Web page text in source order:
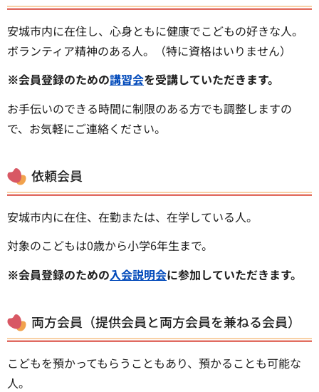
安城市内に在住し、心身ともに健康でこどもの好きな人。
ボランティア精神のある人。（特に資格はいりません）
※会員登録のための講習会を受講していただきます。
お手伝いのできる時間に制限のある方でも調整しますの
で、お気軽にご連絡ください。
依頼会員
安城市内に在住、在勤または、在学している人。
対象のこどもは0歳から小学6年生まで。
※会員登録のための入会説明会に参加していただきます。
両方会員（提供会員と両方会員を兼ねる会員）
こどもを預かってもらうこともあり、預かることも可能な
人。